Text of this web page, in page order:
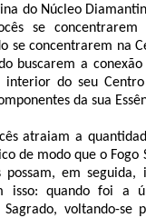
do Núcleo
se
se concentrarem na
buscarem a
do seu
da sua
atraiam a
de modo que o
possam, em
isso: quando foi a
voltando-se